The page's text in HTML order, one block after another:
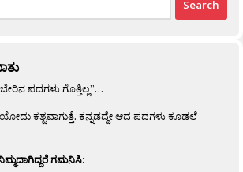
ಪದಗಳು ಗೊತ್ತಿಲ್ಲ”…
ಕಶ್ಟವಾಗುತ್ತೆ. ಕನ್ನಡದ್ದೇ ಆದ ಪದಗಳು ಕೂಡಲೆ
ಗಮನಿಸಿ: